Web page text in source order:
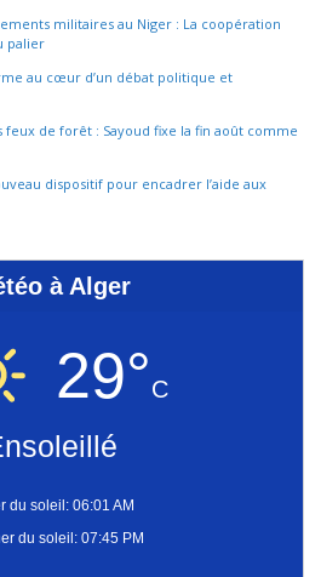
militaires au Niger : La coopération
palier
au cœur d’un débat politique et
de forêt : Sayoud fixe la fin août comme
dispositif pour encadrer l’aide aux
à Alger
29°C
du soleil: 06:01 AM
du soleil: 07:45 PM